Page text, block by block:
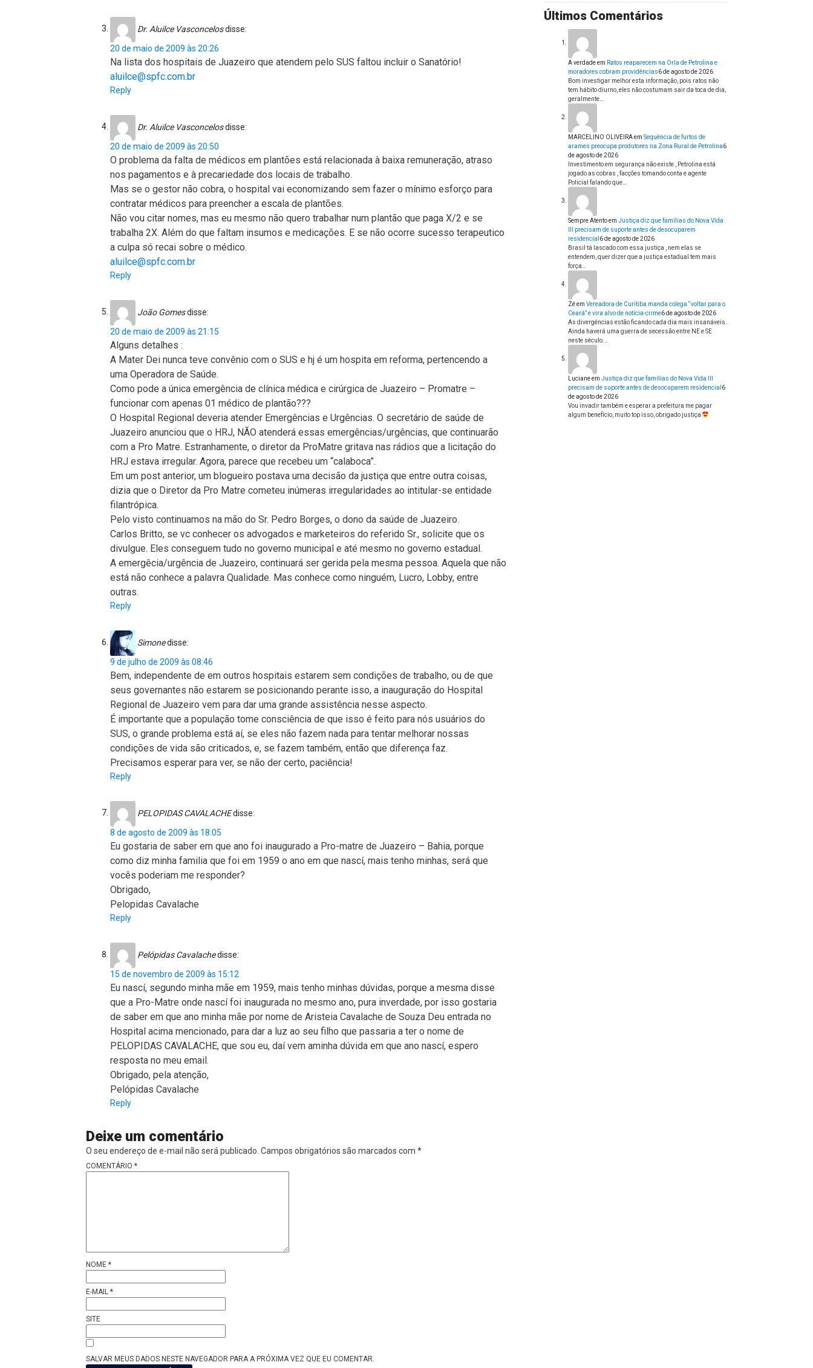
Dr. Aluilce Vasconcelosdisse:
20 de maio de 2009 às 20:26
Na lista dos hospitais de Juazeiro que atendem pelo SUS faltou incluir o Sanatório!
aluilce@spfc.com.br
Reply
Dr. Aluilce Vasconcelosdisse:
20 de maio de 2009 às 20:50
O problema da falta de médicos em plantões está relacionada à baixa remuneração, atraso
nos pagamentos e à precariedade dos locais de trabalho.
Mas se o gestor não cobra, o hospital vai economizando sem fazer o mínimo esforço para
contratar médicos para preencher a escala de plantões.
Não vou citar nomes, mas eu mesmo não quero trabalhar num plantão que paga X/2 e se
trabalha 2X. Além do que faltam insumos e medicações. E se não ocorre sucesso terapeutico
a culpa só recai sobre o médico.
aluilce@spfc.com.br
Reply
João Gomesdisse:
20 de maio de 2009 às 21:15
Alguns detalhes :
A Mater Dei nunca teve convênio com o SUS e hj é um hospita em reforma, pertencendo a
uma Operadora de Saúde.
Como pode a única emergência de clínica médica e cirúrgica de Juazeiro – Promatre –
funcionar com apenas 01 médico de plantão???
O Hospital Regional deveria atender Emergências e Urgências. O secretário de saúde de
Juazeiro anunciou que o HRJ, NÃO atenderá essas emergências/urgências, que continuarão
com a Pro Matre. Estranhamente, o diretor da ProMatre gritava nas rádios que a licitação do
HRJ estava irregular. Agora, parece que recebeu um “calaboca”.
Em um post anterior, um blogueiro postava uma decisão da justiça que entre outra coisas,
dizia que o Diretor da Pro Matre cometeu inúmeras irregularidades ao intitular-se entidade
filantrópica.
Pelo visto continuamos na mão do Sr. Pedro Borges, o dono da saúde de Juazeiro.
Carlos Britto, se vc conhecer os advogados e marketeiros do referido Sr., solicite que os
divulgue. Eles conseguem tudo no governo municipal e até mesmo no governo estadual.
A emergêcia/urgência de Juazeiro, continuará ser gerida pela mesma pessoa. Aquela que não
está não conhece a palavra Qualidade. Mas conhece como ninguém, Lucro, Lobby, entre
outras.
Reply
Simonedisse:
9 de julho de 2009 às 08:46
Bem, independente de em outros hospitais estarem sem condições de trabalho, ou de que
seus governantes não estarem se posicionando perante isso, a inauguração do Hospital
Regional de Juazeiro vem para dar uma grande assistência nesse aspecto.
É importante que a população tome consciência de que isso é feito para nós usuários do
SUS, o grande problema está aí, se eles não fazem nada para tentar melhorar nossas
condições de vida são criticados, e, se fazem também, então que diferença faz.
Precisamos esperar para ver, se não der certo, paciência!
Reply
PELOPIDAS CAVALACHEdisse:
8 de agosto de 2009 às 18:05
Eu gostaria de saber em que ano foi inaugurado a Pro-matre de Juazeiro – Bahia, porque
como diz minha familia que foi em 1959 o ano em que nascí, mais tenho minhas, será que
vocês poderiam me responder?
Obrigado,
Pelopidas Cavalache
Reply
Pelópidas Cavalachedisse:
15 de novembro de 2009 às 15:12
Eu nascí, segundo minha mãe em 1959, mais tenho minhas dúvidas, porque a mesma disse
que a Pro-Matre onde nascí foi inaugurada no mesmo ano, pura inverdade, por isso gostaria
de saber em que ano minha mãe por nome de Aristeia Cavalache de Souza Deu entrada no
Hospital acima mencionado, para dar a luz ao seu filho que passaria a ter o nome de
PELOPIDAS CAVALACHE, que sou eu, daí vem aminha dúvida em que ano nascí, espero
resposta no meu email.
Obrigado, pela atenção,
Pelópidas Cavalache
Reply
Deixe um comentário
O seu endereço de e-mail não será publicado. Campos obrigatórios são marcados com *
COMENTÁRIO *
NOME *
E-MAIL *
SITE
SALVAR MEUS DADOS NESTE NAVEGADOR PARA A PRÓXIMA VEZ QUE EU COMENTAR.
Últimos Comentários
A verdadeem Ratos reaparecem na Orla de Petrolina e
moradores cobram providências6 de agosto de 2026
Bom investigar melhor esta informação, pois ratos não
tem hábito diurno, eles não costumam sair da toca de dia,
geralmente…
MARCELINO OLIVEIRAem Sequência de furtos de
arames preocupa produtores na Zona Rural de Petrolina6
de agosto de 2026
Investimento em segurança não existe , Petrolina está
jogado as cobras , facções tomando conta e agente
Policial falando que…
Sempre Atentoem Justiça diz que famílias do Nova Vida
III precisam de suporte antes de desocuparem
residencial 6 de agosto de 2026
Brasil tá lascado com essa justiça , nem elas se
entendem, quer dizer que a justiça estadual tem mais
força…
Zéem Vereadora de Curitiba manda colega “voltar para o
Ceará” e vira alvo de notícia-crime6 de agosto de 2026
As divergências estão ficando cada dia mais insanáveis.
Ainda haverá uma guerra de secessão entre NE e SE
neste século.…
Lucianeem Justiça diz que famílias do Nova Vida III
precisam de suporte antes de desocuparem residencial 6
de agosto de 2026
Vou invadir também e esperar a prefeitura me pagar
algum benefício, muito top isso, obrigado justiça